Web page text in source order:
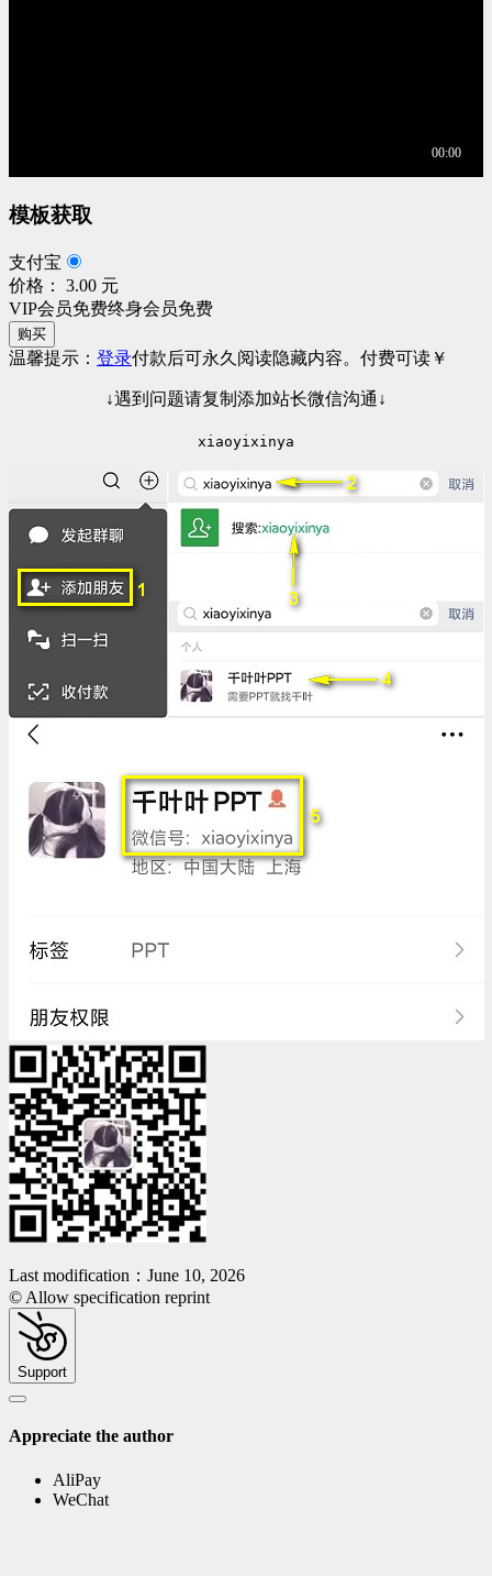
模板获取
支付宝
价格： 3.00 元
VIP会员免费终身会员免费
购买
温馨提示： 登录付款后可永久阅读隐藏内容。 付费可读 ￥
↓遇到问题请复制添加站长微信沟通↓
xiaoyixinya
Last modification：June 10, 2026
© Allow specification reprint
Support
Appreciate the author
AliPay
WeChat